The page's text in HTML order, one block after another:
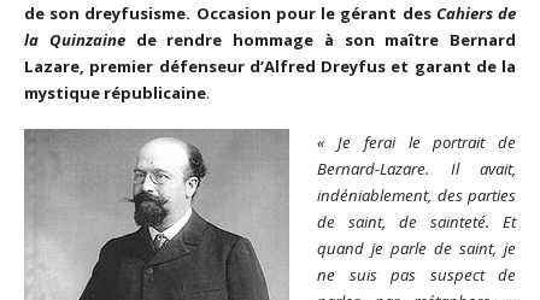
de son dreyfusisme. Occasion pour le gérant des Cahiers de
la Quinzainede rendre hommage à son maître Bernard
Lazare, premier défenseur d’Alfred Dreyfus et garant de la
mystique républicaine.
« Je ferai le portrait de
Bernard-Lazare. Il avait,
indéniablement, des parties
de saint, de sainteté. Et
quand je parle de saint, je
ne suis pas suspect de